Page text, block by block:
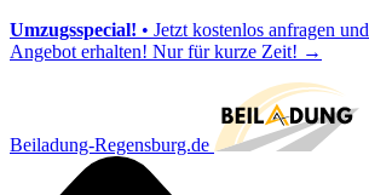
Umzugsspecial! • Jetzt kostenlos anfragen
Angebot erhalten! Nur für kurze Zeit! →
Beiladung-Regensburg.de